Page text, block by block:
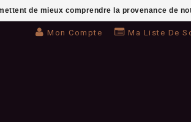
Mon Compte Ma Liste De
de mieux comprendre la provenance de